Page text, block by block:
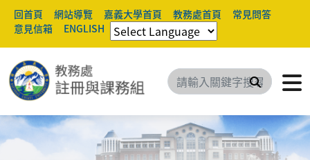
回首頁 網站導覽 嘉義大學首頁 教務處首頁
常見問答
意見信箱
ENGLISH
搜尋